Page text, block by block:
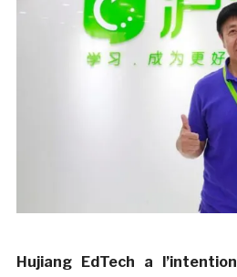
Hujiang EdTech a